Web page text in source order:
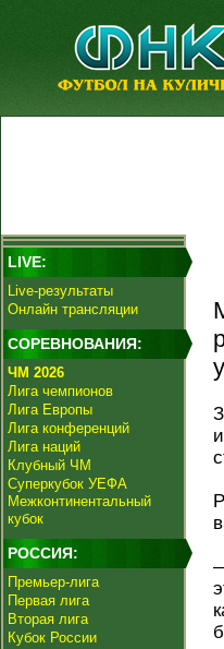
LIVE:
Live-результаты
Онлайн трансляции
СОРЕВНОВАНИЯ:
ЧМ 2026
Лига чемпионов
Лига Европы
Лига конференций
Лига наций
Клубный ЧМ
Суперкубок УЕФА
Межконтинентальный
кубок
РОССИЯ:
Премьер-лига
Первая лига
Вторая лига
Кубок России